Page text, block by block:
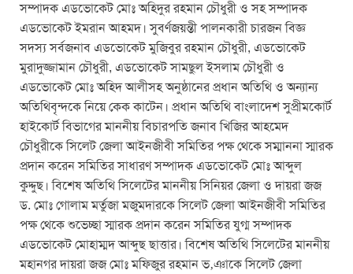
সম্পাদক এডভোকেট মোঃ অহিদুর রহমান চৌধুরী ও সহ সম্পাদক
এডভোকেট ইমরান আহমদ। সুবর্ণজয়ন্তী পালনকারী চারজন বিজ্ঞ
সদস্য সর্বজনাব এডভোকেট মুজিবুর রহমান চৌধুরী, এডভোকেট
মুরাদুজ্জামান চৌধুরী, এডভোকেট সামছুল ইসলাম চৌধুরী ও
এডভোকেট মোঃ অহিদ আলীসহ অনুষ্ঠানের প্রধান অতিথি ও অন্যান্য
অতিথিবৃন্দকে নিয়ে কেক কাটেন। প্রধান অতিথি বাংলাদেশ সুপ্রীমকোর্ট
হাইকোর্ট বিভাগের মাননীয় বিচারপতি জনাব খিজির আহমেদ
চৌধুরীকে সিলেট জেলা আইনজীবী সমিতির পক্ষ থেকে সম্মাননা স্মারক
প্রদান করেন সমিতির সাধারণ সম্পাদক এডভোকেট মোঃ আব্দুল
কুদ্দুছ। বিশেষ অতিথি সিলেটের মাননীয় সিনিয়র জেলা ও দায়রা জজ
ড. মোঃ গোলাম মর্তুজা মজুমদারকে সিলেট জেলা আইনজীবী সমিতির
পক্ষ থেকে শুভেচ্ছা স্মারক প্রদান করেন সমিতির যুগ্ম সম্পাদক
এডভোকেট মোহাম্মদ আব্দুছ ছাত্তার। বিশেষ অতিথি সিলেটের মাননীয়
মহানগর দায়রা জজ মোঃ মফিজুর রহমান ভ‚ঞাকে সিলেট জেলা